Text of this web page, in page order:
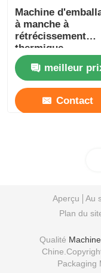
Machine
à manche à
rétrécissement
thermique
entièrement
automatique 220V
380V
meilleur
Contact
Aperçu Au
Plan du
Qualité
Packaging